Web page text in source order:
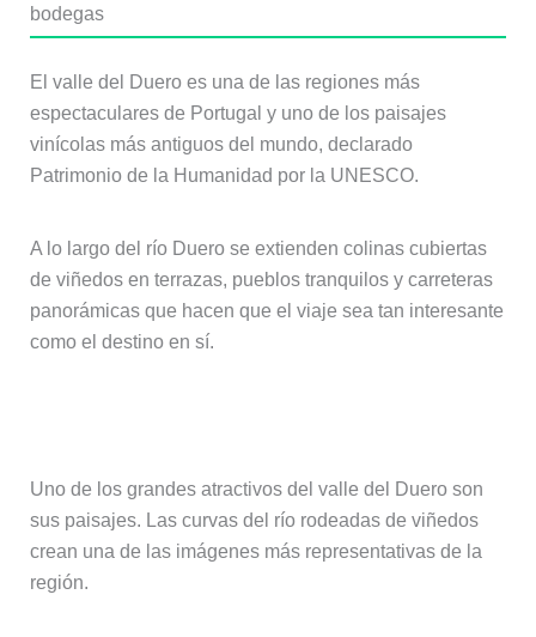
bodegas
El valle del Duero es una de las regiones más
espectaculares de Portugal y uno de los paisajes
vinícolas más antiguos del mundo, declarado
Patrimonio de la Humanidad por la UNESCO.
A lo largo del río Duero se extienden colinas cubiertas
de viñedos en terrazas, pueblos tranquilos y carreteras
panorámicas que hacen que el viaje sea tan interesante
como el destino en sí.
Uno de los grandes atractivos del valle del Duero son
sus paisajes. Las curvas del río rodeadas de viñedos
crean una de las imágenes más representativas de la
región.